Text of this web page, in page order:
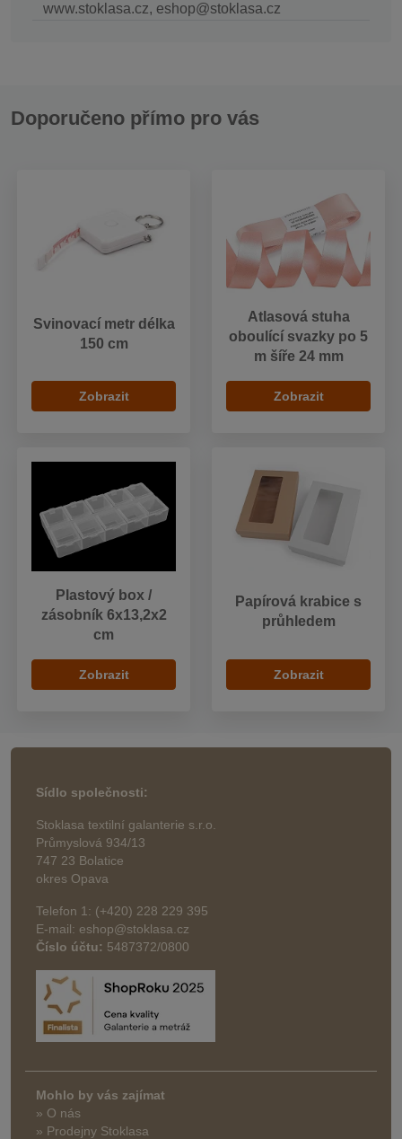
www.stoklasa.cz, eshop@stoklasa.cz
Doporučeno přímo pro vás
Svinovací metr délka
150 cm
Zobrazit
Atlasová stuha
oboulící svazky po 5
m šíře 24 mm
Zobrazit
Plastový box /
zásobník 6x13,2x2
cm
Zobrazit
Papírová krabice s
průhledem
Zobrazit
Sídlo společnosti:
Stoklasa textilní galanterie s.r.o.
Průmyslová 934/13
747 23 Bolatice
okres Opava
Telefon 1: (+420) 228 229 395
E-mail: eshop@stoklasa.cz
Číslo účtu: 5487372/0800
Mohlo by vás zajímat
» O nás
» Prodejny Stoklasa